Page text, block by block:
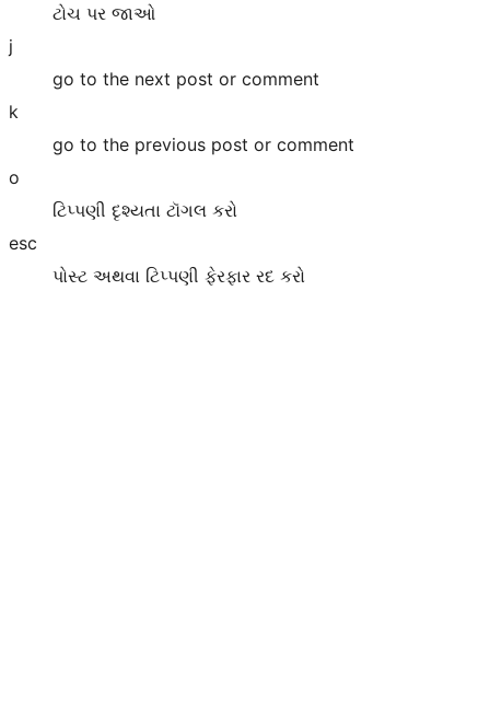
ટોચ પર જાઓ
j
go to the next post or comment
k
go to the previous post or comment
o
ટિપ્પણી દૃશ્યતા ટૉગલ કરો
esc
પોસ્ટ અથવા ટિપ્પણી ફેરફાર રદ કરો